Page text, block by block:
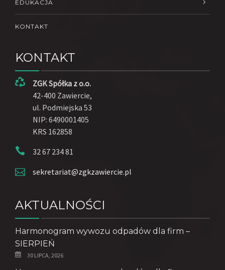
EDUKACJA
KONTAKT
KONTAKT
ZGK Spółka z o.o.
42-400 Zawiercie,
ul. Podmiejska 53
NIP: 6490001405
KRS 162858
32 67 234 81
sekretariat@zgkzawiercie.pl
AKTUALNOŚCI
Harmonogram wywozu odpadów dla firm –
SIERPIEŃ
30 LIPCA, 2026